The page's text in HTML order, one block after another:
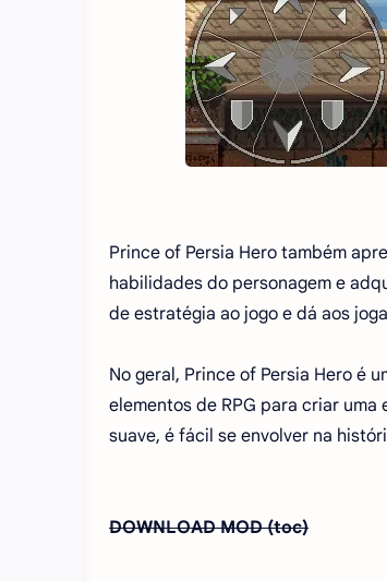
Prince of Persia Hero também
habilidades do personagem e
de estratégia ao jogo e dá aos
No geral, Prince of Persia Hero é
elementos de RPG para criar
suave, é fácil se envolver na
DOWNLOAD MOD (toc)